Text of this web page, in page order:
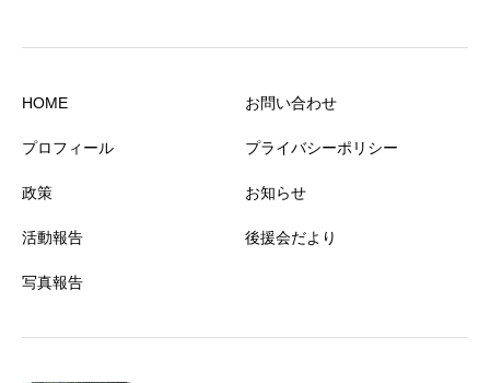
HOME
プロフィール
政策
活動報告
写真報告
お問い合わせ
プライバシーポリシー
お知らせ
後援会だより